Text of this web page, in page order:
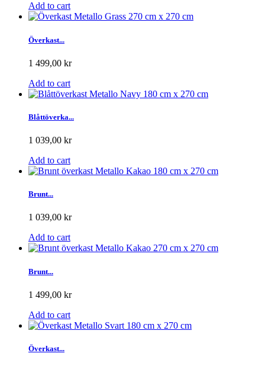
Add to cart
Överkast...
1 499,00 kr
Add to cart
Blåttöverka...
1 039,00 kr
Add to cart
Brunt...
1 039,00 kr
Add to cart
Brunt...
1 499,00 kr
Add to cart
Överkast...